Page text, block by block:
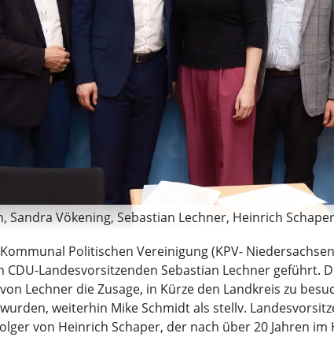
Sandra Vökening, Sebastian Lechner, Heinrich
Politischen Vereinigung (KPV-
Landesvorsitzenden Sebastian Lechner geführt.
Lechner die Zusage, in Kürze den Landkreis zu
weiterhin Mike Schmidt als stellv.
von Heinrich Schaper, der nach über 20 Jahren